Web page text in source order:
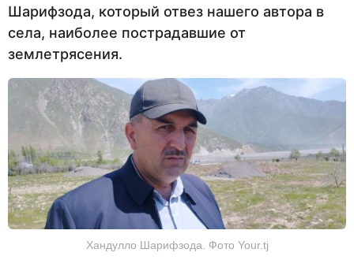
Шарифзода, который отвез нашего автора в
села, наиболее пострадавшие от
землетрясения.
Хандулло Шарифзода. Фото Your.tj